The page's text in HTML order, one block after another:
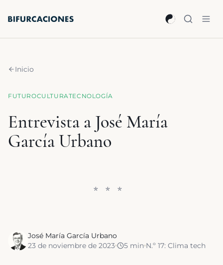
Inicio
FUTUROCULTURATECNOLOGÍA
Entrevista a José María
García Urbano
José María García Urbano
23 de noviembre de 2023
5 min N.º 17: Clima tech